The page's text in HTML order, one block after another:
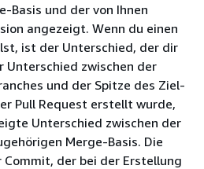
Basis und der von Ihnen
angezeigt. Wenn du einen
ist der Unterschied, der dir
Unterschied zwischen der
und der Spitze des Ziel-
Pull Request erstellt wurde,
Unterschied zwischen der
Merge-Basis. Die
der bei der Erstellung